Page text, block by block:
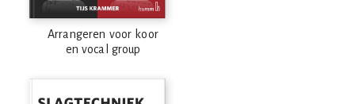
Arrangeren voor koor
en vocal group